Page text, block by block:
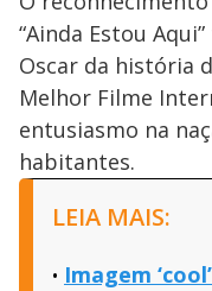
“Ainda Estou
Oscar da história
Melhor Filme
entusiasmo na
habitantes.
LEIA MAIS:
Imagem